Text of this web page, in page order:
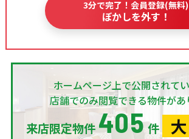
ぼかしを外す！
ホームページ上で公開されてい
店舗でのみ閲覧できる物件が
来店限定物件 405件